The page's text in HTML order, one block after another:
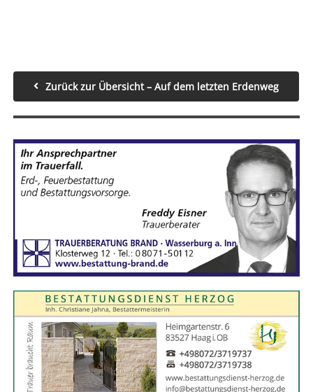
Zurück zur Übersicht – Auf dem letzten Erdenweg